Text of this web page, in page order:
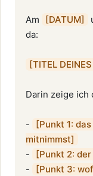
Am [DATUM]
da:
[TITEL
Darin zeige ich
-
[Punkt 1:
mitnimmst]
-
[Punkt 2:
-
[Punkt 3: